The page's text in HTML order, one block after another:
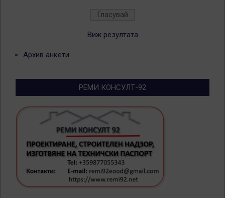
Виж резултата
Архив анкети
РЕМИ КОНСУЛТ-92